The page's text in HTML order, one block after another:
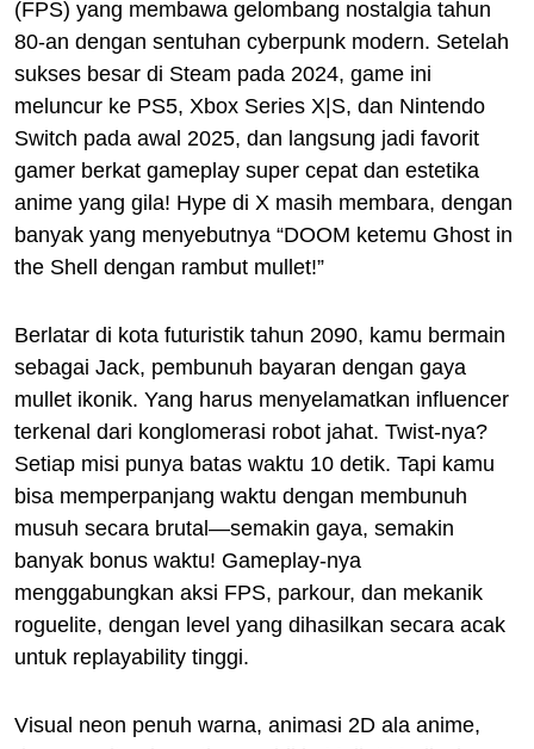
(FPS) yang membawa gelombang nostalgia tahun
80-an dengan sentuhan cyberpunk modern. Setelah
sukses besar di Steam pada 2024, game ini
meluncur ke PS5, Xbox Series X|S, dan Nintendo
Switch pada awal 2025, dan langsung jadi favorit
gamer berkat gameplay super cepat dan estetika
anime yang gila! Hype di X masih membara, dengan
banyak yang menyebutnya “DOOM ketemu Ghost in
the Shell dengan rambut mullet!”
Berlatar di kota futuristik tahun 2090, kamu bermain
sebagai Jack, pembunuh bayaran dengan gaya
mullet ikonik. Yang harus menyelamatkan influencer
terkenal dari konglomerasi robot jahat. Twist-nya?
Setiap misi punya batas waktu 10 detik. Tapi kamu
bisa memperpanjang waktu dengan membunuh
musuh secara brutal—semakin gaya, semakin
banyak bonus waktu! Gameplay-nya
menggabungkan aksi FPS, parkour, dan mekanik
roguelite, dengan level yang dihasilkan secara acak
untuk replayability tinggi.
Visual neon penuh warna, animasi 2D ala anime,